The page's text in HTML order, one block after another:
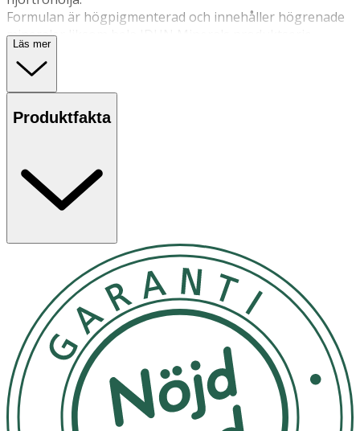
Formulan är högpigmenterad och innehåller högrenade
mineraler liksom hela IDUN Minerals produktserie.
Resultatet ger en sammetslen och matt finish med en
vacker naturlig lyster.
Namnen har inspirerats av nordiska bär som Hjortron,
brunrosa
mörkrosa
aprikosrosa
Diisostearyl Malate, Synthetic Wax, Cera Microcristallina
(Microcrystalline Wax), Polybutene, Silica, Tocopheryl
Acetate, Phenethyl Alcohol, Caprylyl Glycol, Rubus
Chamaemorus Seed Oil, May Contain (+/-): C.I. 77891
(Titanium Dioxide), C.I. 77491 (Iron Oxides), C.I. 77492
(Iron Oxides), C.I. 15850 (Red 7 Lake), C.I. 42090 (Blue 1
Lake).
Läs mer
Produktfakta